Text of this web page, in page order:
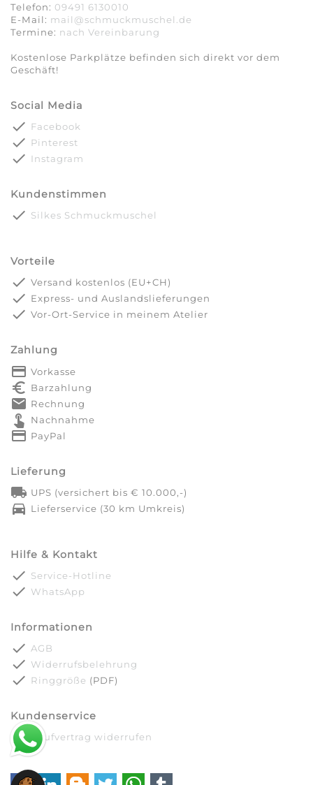
Telefon: 09491 6130010
E-Mail: mail@schmuckmuschel.de
Termine: nach Vereinbarung​​​​​​​
Kostenlose Parkplätze befinden sich direkt vor dem
Geschäft!
Social Media
done Facebook
done Pinterest
done Instagram
Kundenstimmen
done Silkes Schmuckmuschel
Vorteile
done Versand kostenlos (EU+CH)
done Express- und Auslandslieferungen
done Vor-Ort-Service in meinem Atelier
Zahlung
payment Vorkasse
euro_symbol Barzahlung
markunread Rechnung
touch_app Nachnahme
credit_card PayPal
Lieferung
local_shipping UPS (versichert bis € 10.000,-)
directions_car Lieferservice (30 km Umkreis)
Hilfe & Kontakt
done Service-Hotline
done WhatsApp
Informationen
done AGB
done Widerrufsbelehrung
done Ringgröße (PDF)
Kundenservice
done Kaufvertrag widerrufen